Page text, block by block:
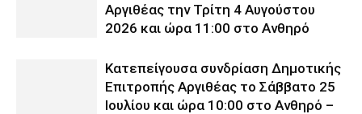
Αργιθέας την Τρίτη 4 Αυγούστου
2026 και ώρα 11:00 στο Ανθηρό
Κατεπείγουσα συνδρίαση Δημοτικής
Επιτροπής Αργιθέας το Σάββατο 25
Ιουλίου και ώρα 10:00 στο Ανθηρό –